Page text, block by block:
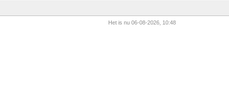
Het is nu 06-08-2026, 10:48